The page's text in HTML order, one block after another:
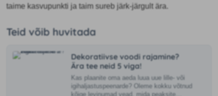
taime kasvupunkti ja taim sureb järk-järgult ära.
Teid võib huvitada
Dekoratiivse voodi rajamine?
Ära tee neid 5 viga!
Kas plaanite oma aeda luua uue lille- või
igihaljastuspeenarde? Oleme kokku võtnud
kõige levinumad vead, mida peaksite